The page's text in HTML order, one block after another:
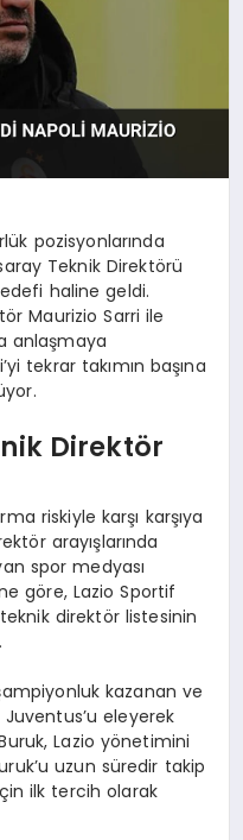
pozisyonlarında
Teknik Direktörü
haline geldi.
Maurizio Sarri ile
anlaşmaya
tekrar takımın başına
Direktör
riskiyle karşı karşıya
arayışlarında
spor medyası
göre, Lazio Sportif
direktör listesinin
kazanan ve
eleyerek
Lazio yönetimini
uzun süredir takip
ilk tercih olarak